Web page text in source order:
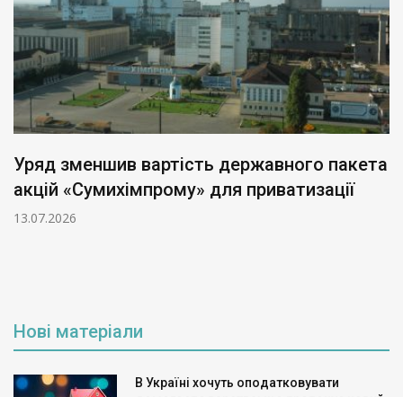
Уряд зменшив вартість державного пакета
акцій «Сумихімпрому» для приватизації
13.07.2026
Нові матеріали
В Україні хочуть оподатковувати